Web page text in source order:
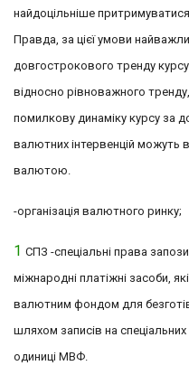
найдоцільніше
Правда, за цієї умови
довгострокового тренду
відносно рівноважного
помилкову динаміку курсу за
валютних інтервенцій можуть
валютою.
-організація валютного ринку;
1 СПЗ -спеціальні права
міжнародні платіжні засоби,
валютним фондом для
шляхом записів на
одиниці МВФ.